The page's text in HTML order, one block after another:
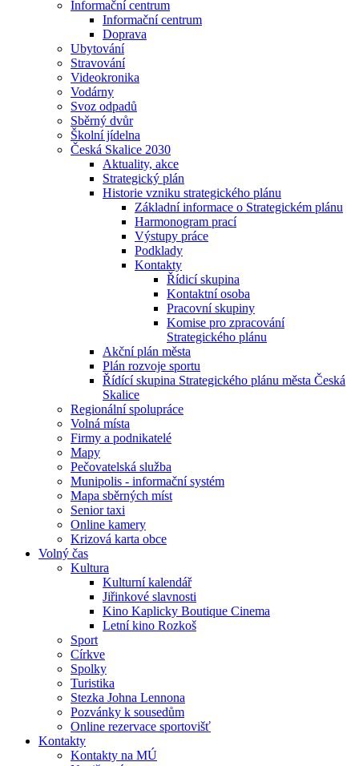
Informační centrum
Informační centrum
Doprava
Ubytování
Stravování
Videokronika
Vodárny
Svoz odpadů
Sběrný dvůr
Školní jídelna
Česká Skalice 2030
Aktuality, akce
Strategický plán
Historie vzniku strategického plánu
Základní informace o Strategickém plánu
Harmonogram prací
Výstupy práce
Podklady
Kontakty
Řídicí skupina
Kontaktní osoba
Pracovní skupiny
Komise pro zpracování
Strategického plánu
Akční plán města
Plán rozvoje sportu
Řídící skupina Strategického plánu města Česká
Skalice
Regionální spolupráce
Volná místa
Firmy a podnikatelé
Mapy
Pečovatelská služba
Munipolis - informační systém
Mapa sběrných míst
Senior taxi
Online kamery
Krizová karta obce
Volný čas
Kultura
Kulturní kalendář
Jiřinkové slavnosti
Kino Kaplicky Boutique Cinema
Letní kino Rozkoš
Sport
Církve
Spolky
Turistika
Stezka Johna Lennona
Pozvánky k sousedům
Online rezervace sportovišť
Kontakty
Kontakty na MÚ